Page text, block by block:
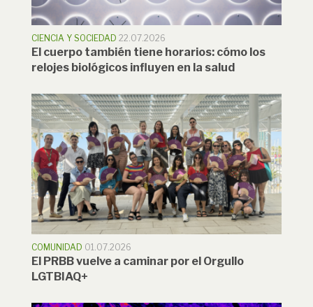
CIENCIA Y SOCIEDAD 22.07.2026
El cuerpo también tiene horarios: cómo los
relojes biológicos influyen en la salud
COMUNIDAD 01.07.2026
El PRBB vuelve a caminar por el Orgullo
LGTBIAQ+